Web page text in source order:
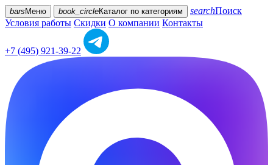
bars Меню book_circleКаталог по категориям searchПоиск
Условия работы Скидки О компании Контакты
+7 (495) 921-39-22